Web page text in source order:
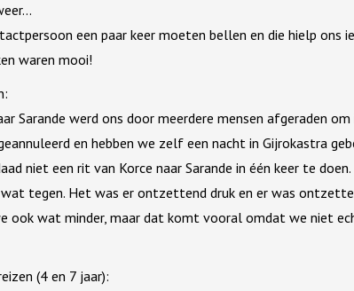
een paar keer moeten bellen en die hielp ons
waren mooi!
Sarande werd ons door meerdere mensen afgeraden
en hebben we zelf een nacht in Gijrokastra
niet een rit van Korce naar Sarande in één keer te doen.
wat tegen. Het was er ontzettend druk en er was
ook wat minder, maar dat komt vooral omdat we niet
(4 en 7 jaar):